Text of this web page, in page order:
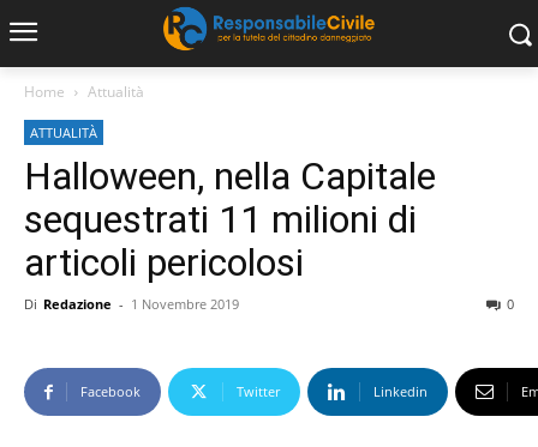
Home Attualità
ATTUALITÀ
Halloween, nella Capitale
sequestrati 11 milioni di
articoli pericolosi
Di Redazione - 1 Novembre 2019 0
Facebook Twitter Linkedin